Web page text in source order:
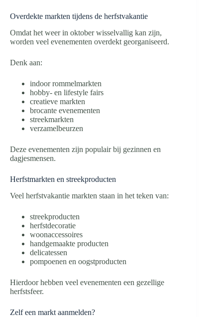
Overdekte markten tijdens de herfstvakantie
Omdat het weer in oktober wisselvallig kan zijn,
worden veel evenementen overdekt georganiseerd.
Denk aan:
indoor rommelmarkten
hobby- en lifestyle fairs
creatieve markten
brocante evenementen
streekmarkten
verzamelbeurzen
Deze evenementen zijn populair bij gezinnen en
dagjesmensen.
Herfstmarkten en streekproducten
Veel herfstvakantie markten staan in het teken van:
streekproducten
herfstdecoratie
woonaccessoires
handgemaakte producten
delicatessen
pompoenen en oogstproducten
Hierdoor hebben veel evenementen een gezellige
herfstsfeer.
Zelf een markt aanmelden?